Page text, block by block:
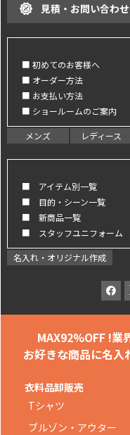
見積・お問い合わせ
■ 初めてのお客様へ
■ オーダー方法
■ お支払い方法
■ ショールームのご案内
メンズ レディース
■ アイテム別一覧
■ 目的・シーン一覧
■ 新商品一覧
■ スタッフユニフォーム
名入れ・オリジナル作成
MAX92%OFF !業
お好きな商品に名入
衣料品卸販売
Tシャツ
ブルゾン・アウター